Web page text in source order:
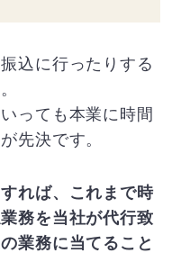
込に行ったりする
っても本業に時間
先決です。
れば、これまで時
務を当社が代行致
業務に当てること